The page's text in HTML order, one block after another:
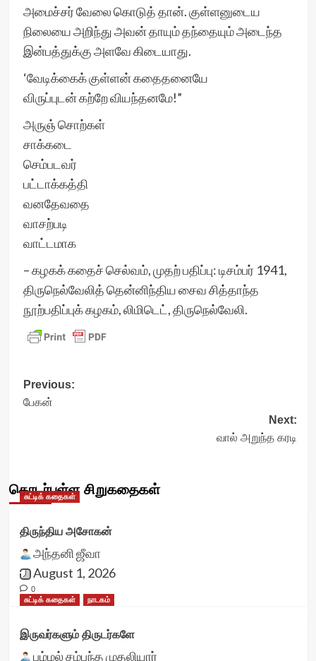
அமைச்சர் வேலை கொடுத் தான். குள்ளனுடைய
நிலையை அறிந்து அவன் தாயும் தந்தையும் அடைந்த
இன்பத்துக்கு அளவே கிடையாது.
‘வேடிக்கைக் குள்ளன் கதைதனையே
விருப்புடன் கற்றே வியந்தனமே!”
அருஞ் சொற்கள்
சாக்கடை
செம்படவர்
பட்டாக்கத்தி
வனதேவதை
வாசற்படி
வாட்டமாக
– கழகக் கதைச் செல்வம், முதற் பதிப்பு: டிசம்பர் 1941,
திருநெல்வேலித் தென்னிந்திய சைவ சித்தாந்த
நூற்பதிப்புக் கழகம், லிமிடெட், திருநெல்வேலி.
Post
navigation
Previous:
பேகன்
Next:
வால் அறுந்த கரடி
தொடர்புள்ள சிறுகதைகள்
சுட்டிக் கதைகள்
திருந்திய அசோகன்
அந்தனி ஜீவா
August 1, 2026
0
சுட்டிக் கதைகள்
நாடகம்
இருவர்களும் திருடர்களே
பம்மல் சம்பந்த முதலியார்